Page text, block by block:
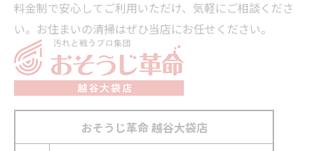
料金制で安心してご利用いただけ、気軽にご相談くださ
い。お住まいの清掃はぜひ当店にお任せください。
おそうじ革命 越谷大袋店